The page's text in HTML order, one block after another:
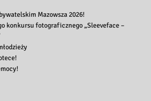
Mazowsza 2026!
konkursu fotograficznego „Sleeveface –